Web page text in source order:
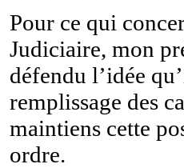
Pour ce qui
Judiciaire, mon
défendu l’idée
remplissage des
maintiens cette
ordre.